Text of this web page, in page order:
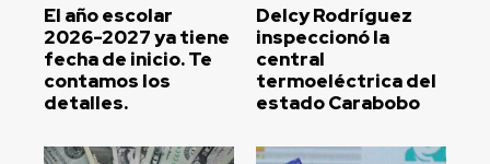
El año escolar
2026-2027 ya tiene
fecha de inicio. Te
contamos los
detalles.
Delcy Rodríguez
inspeccionó la
central
termoeléctrica del
estado Carabobo